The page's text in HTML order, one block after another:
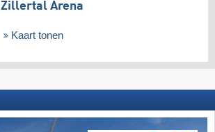
Zillertal Arena
Kaart tonen